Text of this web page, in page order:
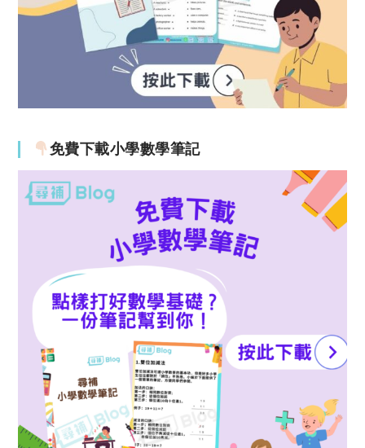
免費下載小學數學筆記